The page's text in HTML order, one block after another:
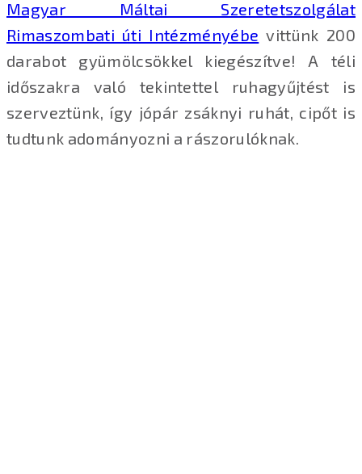
Magyar Máltai Szeretetszolgálat
Rimaszombati úti Intézményébe vittünk 200
darabot gyümölcsökkel kiegészítve! A téli
időszakra való tekintettel ruhagyűjtést is
szerveztünk, így jópár zsáknyi ruhát, cipőt is
tudtunk adományozni a rászorulóknak.